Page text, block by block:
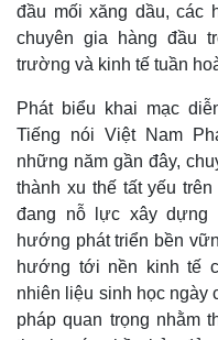
đầu mối xăng dầu, các
chuyên gia hàng đầu
trường và kinh tế tuần
Phát biểu khai mạc
Tiếng nói Việt Nam
những năm gần đây,
thành xu thế tất yếu
đang nỗ lực xây dựng
hướng phát triển bền
hướng tới nền kinh tế
nhiên liệu sinh học ngày
pháp quan trọng nhằm